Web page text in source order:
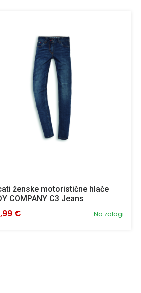
ženske motoristične hlače
COMPANY C3 Jeans
Na zalogi
€